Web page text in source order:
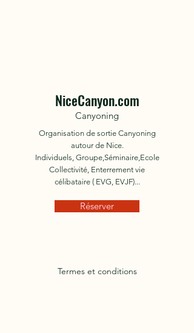
NiceCanyon.com
Canyoning
Organisation de sortie Canyoning
autour de Nice.
Individuels, Groupe,Séminaire,Ecole
Collectivité, Enterrement vie
célibataire ( EVG, EVJF)...
Réserver
Termes et conditions